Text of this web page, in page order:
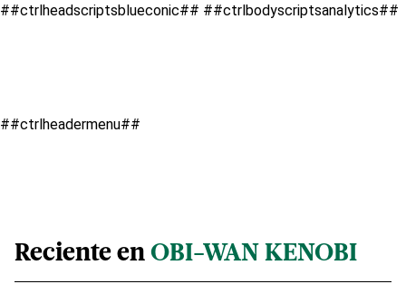
##ctrlheadscriptsblueconic## ##ctrlbodyscriptsanalytics##
##ctrlheadermenu##
Reciente en OBI-WAN KENOBI